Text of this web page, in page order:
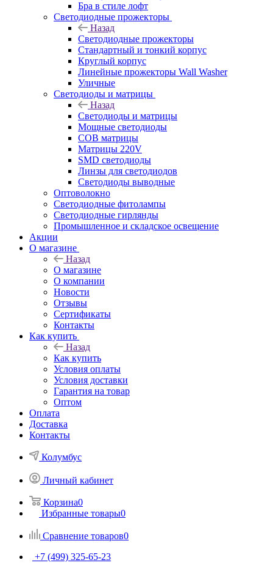
Бра в стиле лофт
Светодиодные прожекторы
Назад
Светодиодные прожекторы
Стандартный и тонкий корпус
Круглый корпус
Линейные прожекторы Wall Washer
Уличные
Светодиоды и матрицы
Назад
Светодиоды и матрицы
Мощные светодиоды
COB матрицы
Матрицы 220V
SMD светодиоды
Линзы для светодиодов
Светодиоды выводные
Оптоволокно
Светодиодные фитолампы
Светодиодные гирлянды
Промышленное и складское освещение
Акции
О магазине
Назад
О магазине
О компании
Новости
Отзывы
Сертификаты
Контакты
Как купить
Назад
Как купить
Условия оплаты
Условия доставки
Гарантия на товар
Оптом
Оплата
Доставка
Контакты
Колумбус
Личный кабинет
Корзина0
Избранные товары0
Сравнение товаров0
+7 (499) 325-65-23